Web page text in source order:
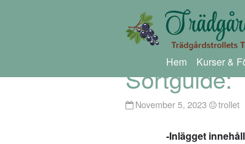
Hem Kurser &
Sortguide:
November 5, 2023 trollet
-Inlägget